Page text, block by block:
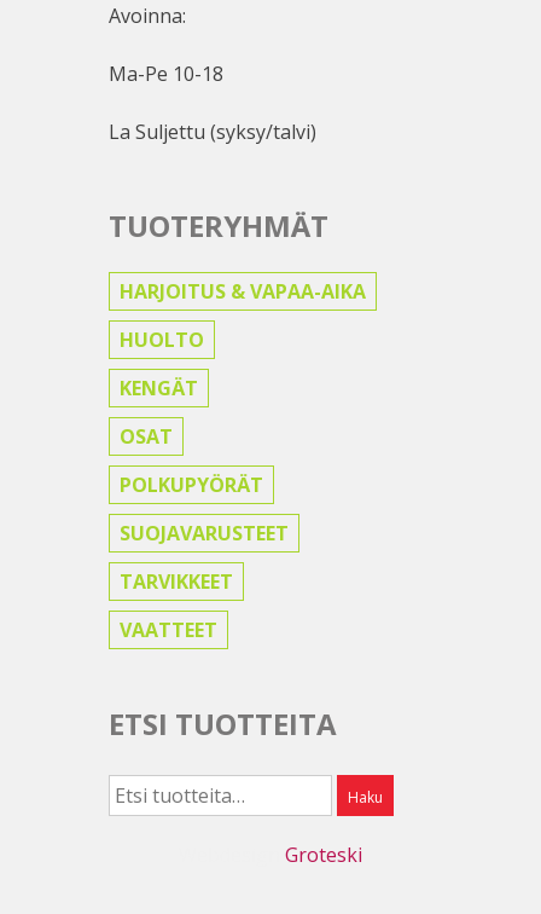
Avoinna:
Ma-Pe 10-18
La Suljettu (syksy/talvi)
TUOTERYHMÄT
HARJOITUS & VAPAA-AIKA
HUOLTO
KENGÄT
OSAT
POLKUPYÖRÄT
SUOJAVARUSTEET
TARVIKKEET
VAATTEET
ETSI TUOTTEITA
Etsi: Haku
Groteski